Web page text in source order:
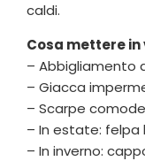
caldi.
Cosa mettere
– Abbigliamento
– Giacca
– Scarpe
– In estate: felpa
– In inverno: